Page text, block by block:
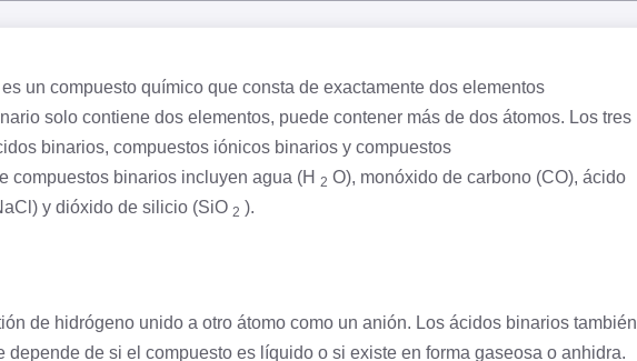
es un compuesto químico que consta de exactamente dos elementos
solo contiene dos elementos, puede contener más de dos átomos. Los tres
binarios, compuestos iónicos binarios y compuestos
compuestos binarios incluyen agua (H 2 O), monóxido de carbono (CO), ácido
y dióxido de silicio (SiO 2 ).
de hidrógeno unido a otro átomo como un anión. Los ácidos binarios también
de si el compuesto es líquido o si existe en forma gaseosa o anhidra.